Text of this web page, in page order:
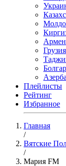
Грузия
Плейлисты
Рейтинг
Избранное
Главная
/
Вятские
/
Мария FM